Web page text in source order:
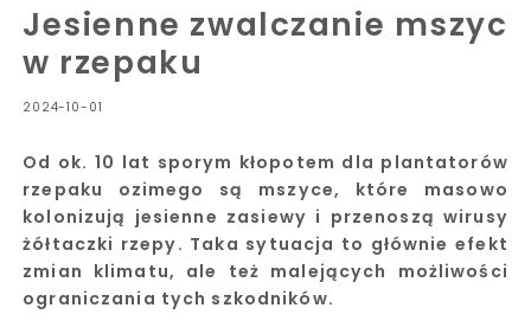
Jesienne zwalczanie mszyc
w rzepaku
2024-10-01
Od ok. 10 lat sporym kłopotem dla plantatorów
rzepaku ozimego są mszyce, które masowo
kolonizują jesienne zasiewy i przenoszą wirusy
żółtaczki rzepy. Taka sytuacja to głównie efekt
zmian klimatu, ale też malejących możliwości
ograniczania tych szkodników.